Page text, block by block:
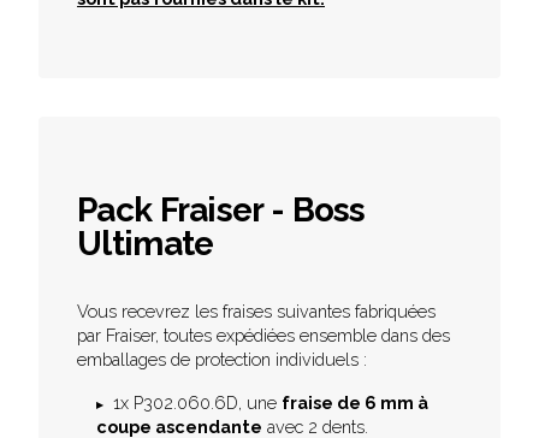
Pack Fraiser - Boss
Ultimate
Vous recevrez les fraises suivantes fabriquées
par Fraiser, toutes expédiées ensemble dans des
emballages de protection individuels :
1x P302.060.6D, une fraise de 6 mm à
coupe ascendante avec 2 dents.